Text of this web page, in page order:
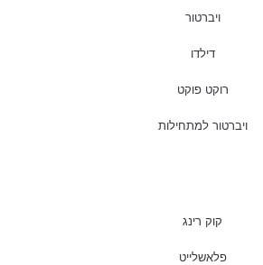
ויברטור
דילדו
רוקט פוקט
ויברטור למתחילות
קוק רינג
פלאשלייט